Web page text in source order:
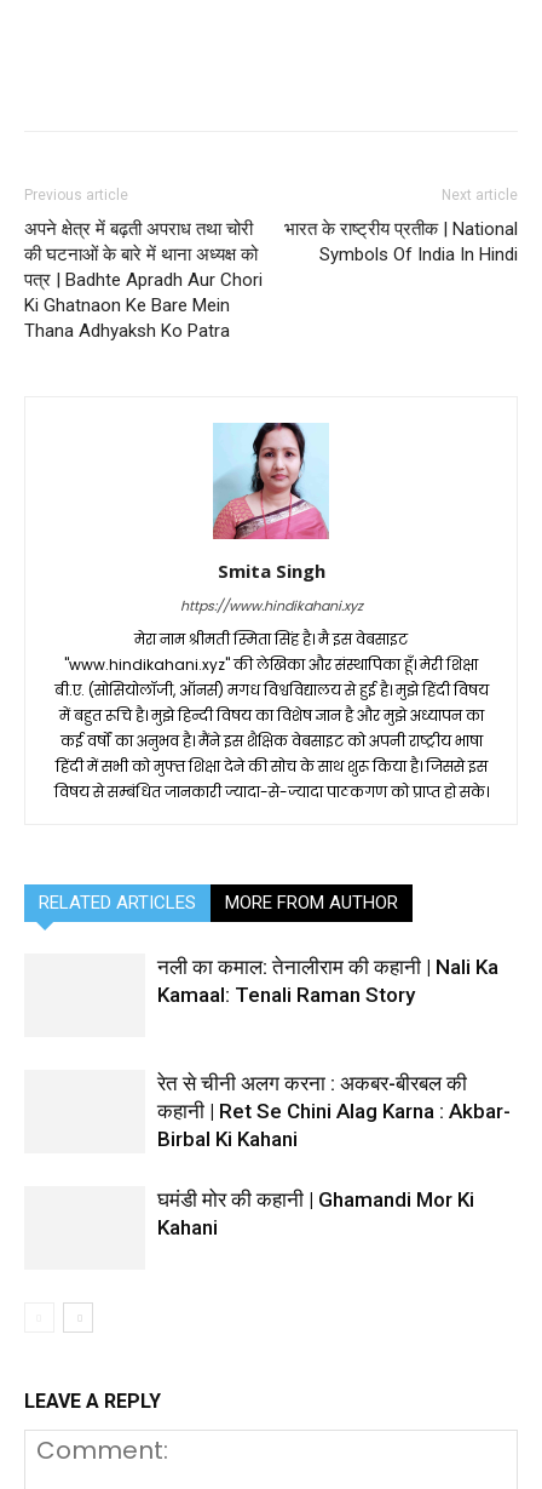
Previous article
अपने क्षेत्र में बढ़ती अपराध तथा चोरी
की घटनाओं के बारे में थाना अध्यक्ष को
पत्र | Badhte Apradh Aur Chori
Ki Ghatnaon Ke Bare Mein
Thana Adhyaksh Ko Patra
Next article
भारत के राष्ट्रीय प्रतीक | National
Symbols Of India In Hindi
Smita Singh
https://www.hindikahani.xyz
मेरा नाम श्रीमती स्मिता सिंह है। मै इस वेबसाइट
"www.hindikahani.xyz" की लेखिका और संस्थापिका हूँ। मेरी शिक्षा
बी.ए. (सोसियोलॉजी, ऑनर्स) मगध विश्वविद्यालय से हुई है। मुझे हिंदी विषय
में बहुत रूचि है। मुझे हिन्दी विषय का विशेष ज्ञान है और मुझे अध्यापन का
कई वर्षों का अनुभव है। मैंने इस शैक्षिक वेबसाइट को अपनी राष्ट्रीय भाषा
हिंदी में सभी को मुफ्त शिक्षा देने की सोच के साथ शुरू किया है। जिससे इस
विषय से सम्बंधित जानकारी ज्यादा-से-ज्यादा पाठकगण को प्राप्त हो सके।
RELATED ARTICLES MORE FROM AUTHOR
नली का कमाल: तेनालीराम की कहानी | Nali Ka
Kamaal: Tenali Raman Story
रेत से चीनी अलग करना : अकबर-बीरबल की
कहानी | Ret Se Chini Alag Karna : Akbar-
Birbal Ki Kahani
घमंडी मोर की कहानी | Ghamandi Mor Ki
Kahani
LEAVE A REPLY